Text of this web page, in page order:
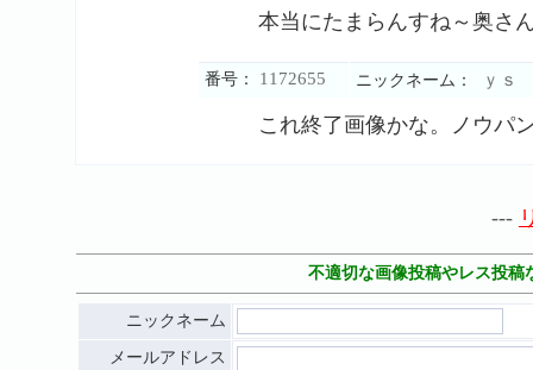
本当にたまらんすね～奥さ
番号： 1172655 ニックネーム： ｙｓ
これ終了画像かな。ノウパ
---
不適切な画像投稿やレス投稿
ニックネーム
メールアドレス